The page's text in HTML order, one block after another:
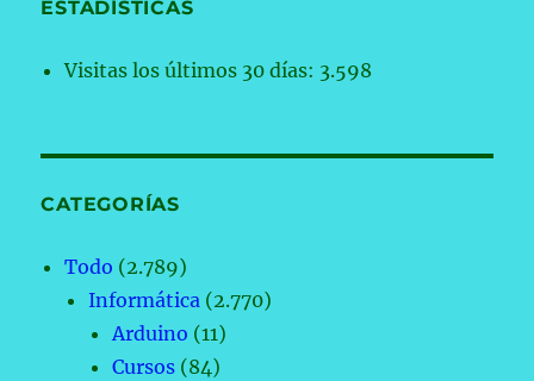
ESTADÍSTICAS
Visitas los últimos 30 días: 3.598
CATEGORÍAS
Todo (2.789)
Informática (2.770)
Arduino (11)
Cursos (84)